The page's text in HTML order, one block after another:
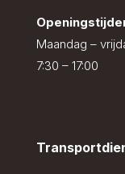
Maandag –
7:30 – 17:00